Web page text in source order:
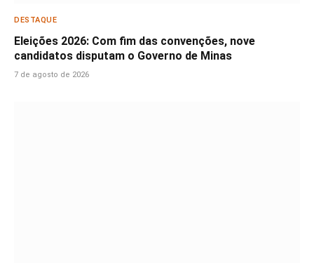
DESTAQUE
Eleições 2026: Com fim das convenções, nove
candidatos disputam o Governo de Minas
7 de agosto de 2026